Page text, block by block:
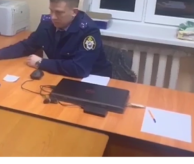
сияние
запечатлели
над Балтикой
после
бурана